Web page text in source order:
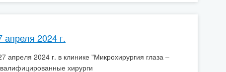
апреля 2024 г.
2024 г. в клинике "Микрохирургия глаза –
хирурги